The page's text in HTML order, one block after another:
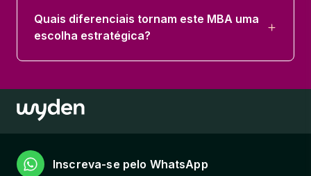
Quais diferenciais tornam este MBA uma
escolha estratégica?
Inscreva-se pelo WhatsApp